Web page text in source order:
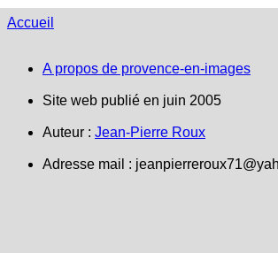
Accueil
A propos de provence-en-images
Site web publié en juin 2005
Auteur : Jean-Pierre Roux
Adresse mail :